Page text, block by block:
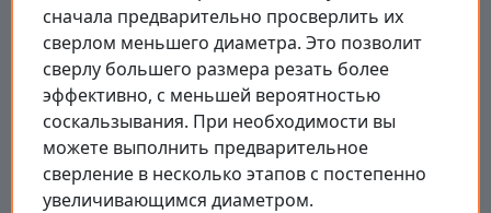
сначала предварительно просверлить их
сверлом меньшего диаметра. Это позволит
сверлу большего размера резать более
эффективно, с меньшей вероятностью
соскальзывания. При необходимости вы
можете выполнить предварительное
сверление в несколько этапов с постепенно
увеличивающимся диаметром.